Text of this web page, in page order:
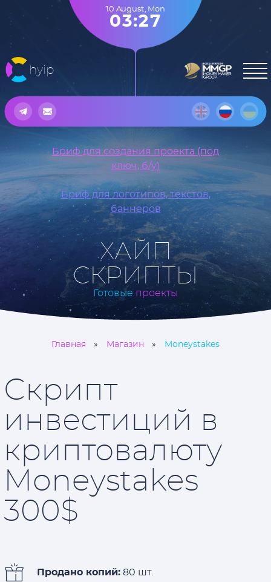
hyip
10 August, Mon
03:27
Бриф для создания проекта (под
ключ, б/у)
Бриф для логотипов, текстов,
баннеров
ХАЙП
СКРИПТЫ
Готовые проекты
Главная Магазин Moneystakes
Скрипт
инвестиций в
криптовалюту
Moneystakes
300$
Продано копий: 80 шт.